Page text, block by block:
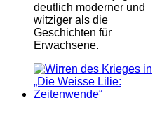
deutlich moderner und
witziger als die
Geschichten für
Erwachsene.